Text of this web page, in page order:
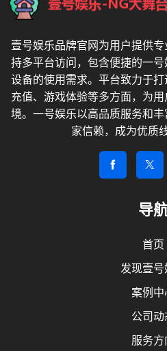
壹号娱乐品牌官网为用户提供
持多平台访问，包含便捷的一
设备的使用需求。平台致力于打
充值、游戏体验等多方面，为
境。一号娱乐以高品质服务和
家信赖，成为优质
导
首页
发现壹
案例中
公司
服务方